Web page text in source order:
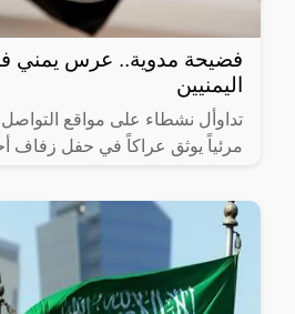
فضيحة مدوية.. عرس يمني
اليمنيين
تداوأل نشطاء على مواقع
مرئياً يوثق عراكاً في حفل زفاف أحد